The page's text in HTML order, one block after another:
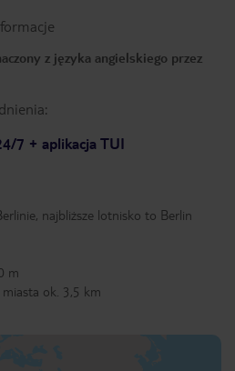
z języka angielskiego przez
7 + aplikacja TUI
najbliższe lotnisko to Berlin
m
ok. 3,5 km